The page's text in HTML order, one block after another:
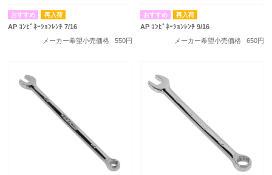
再入荷
AP ｺﾝﾋﾞﾈｰｼｮﾝﾚﾝﾁ 7/16
メーカー希望小売価格
550円
再入荷
AP ｺﾝﾋﾞﾈｰｼｮﾝﾚﾝﾁ 9/16
メーカー希望小売価格
650円